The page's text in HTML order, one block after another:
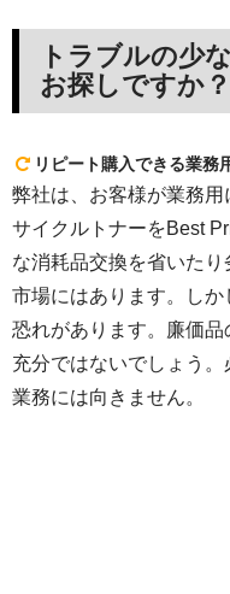
トラブルの少
お探しですか？
リピート購入できる業務
弊社は、お客様が業務
サイクルトナーをBest
な消耗品交換を省いた
市場にはあります。し
恐れがあります。廉価
充分ではないでしょう
業務には向きません。